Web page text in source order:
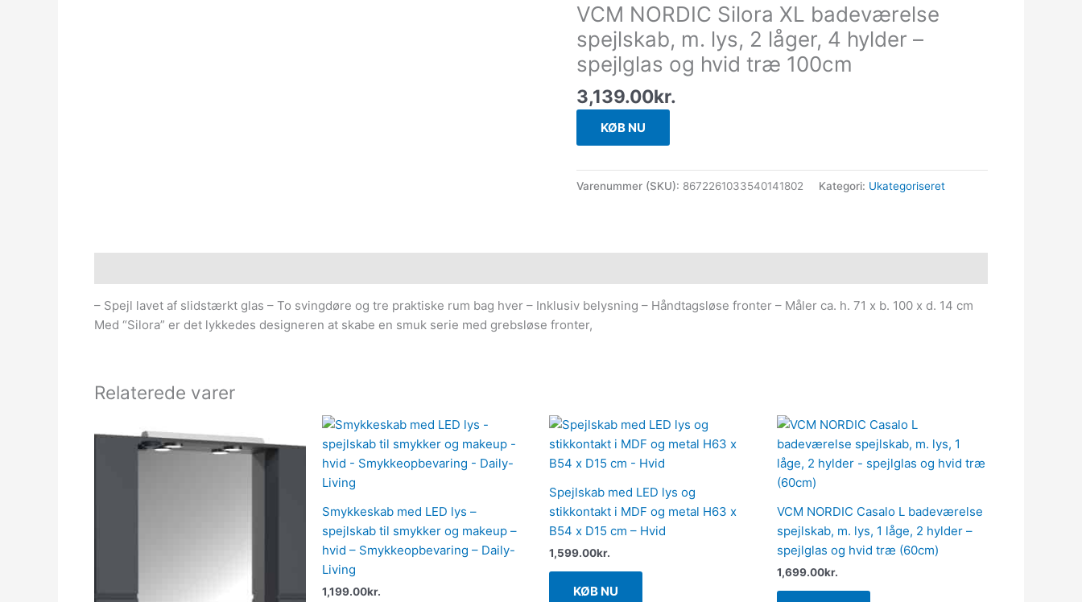
VCM NORDIC Silora XL badeværelse
spejlskab, m. lys, 2 låger, 4 hylder –
spejlglas og hvid træ 100cm
3,139.00kr.
KØB NU
Varenummer (SKU): 8672261033540141802 Kategori: Ukategoriseret
– Spejl lavet af slidstærkt glas – To svingdøre og tre praktiske rum bag hver – Inklusiv belysning – Håndtagsløse fronter – Måler ca. h. 71 x b. 100 x d. 14 cm
Med “Silora” er det lykkedes designeren at skabe en smuk serie med grebsløse fronter,
Relaterede varer
Smykkeskab med LED lys –
spejlskab til smykker og makeup –
hvid – Smykkeopbevaring – Daily-
Living
1,199.00kr.
Spejlskab med LED lys og
stikkontakt i MDF og metal H63 x
B54 x D15 cm – Hvid
1,599.00kr.
KØB NU
VCM NORDIC Casalo L badeværelse
spejlskab, m. lys, 1 låge, 2 hylder –
spejlglas og hvid træ (60cm)
1,699.00kr.